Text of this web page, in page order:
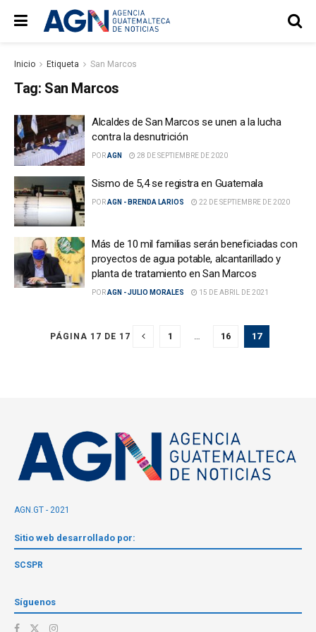
Inicio Etiqueta San Marcos
Tag: San Marcos
Alcaldes de San Marcos se unen a la lucha
contra la desnutrición
PORAGN 28 DE SEPTIEMBRE DE 2020
Sismo de 5,4 se registra en Guatemala
PORAGN - BRENDA LARIOS 22 DE SEPTIEMBRE DE 2020
Más de 10 mil familias serán beneficiadas con
proyectos de agua potable, alcantarillado y
planta de tratamiento en San Marcos
PORAGN - JULIO MORALES 15 DE ABRIL DE 2021
PÁGINA 17 DE 17 1 … 16 17
AGN.GT - 2021
Sitio web desarrollado por:
SCSPR
Síguenos